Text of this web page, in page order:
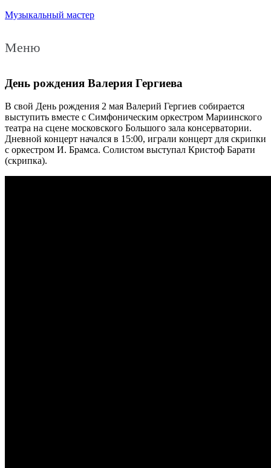
Музыкальный мастер
Меню
День рождения Валерия Гергиева
В свой День рождения 2 мая Валерий Гергиев собирается
выступить вместе с Симфоническим оркестром Мариинского
театра на сцене московского Большого зала консерватории.
Дневной концерт начался в 15:00, играли концерт для скрипки
с оркестром И. Брамса. Солистом выступал Кристоф Барати
(скрипка).